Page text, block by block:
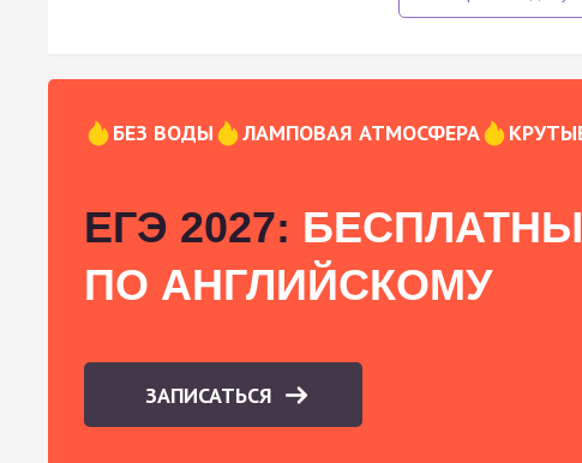
БЕЗ ВОДЫ ЛАМПОВАЯ АТМОСФЕРА
ЕГЭ 2027:
ПО АНГЛИЙСКОМУ
ЗАПИСАТЬСЯ